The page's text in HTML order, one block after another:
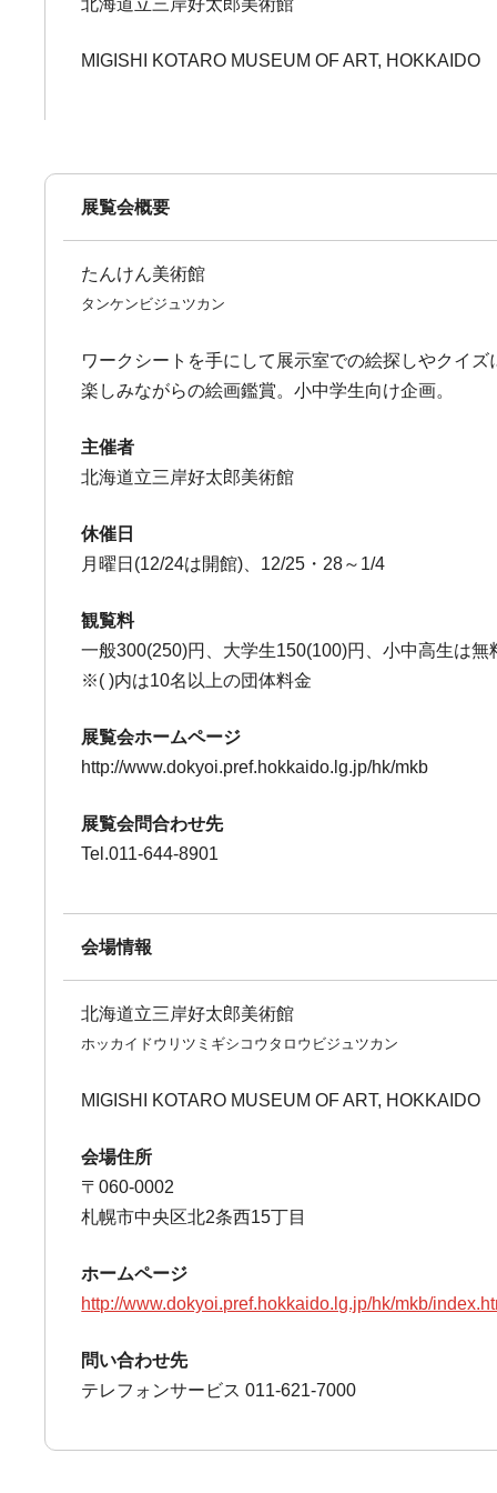
北海道立三岸好太郎美術館
MIGISHI KOTARO MUSEUM OF ART, HOKKAIDO
展覧会概要
たんけん美術館
タンケンビジュツカン
ワークシートを手にして展示室での絵探しやクイズ
楽しみながらの絵画鑑賞。小中学生向け企画。
主催者
北海道立三岸好太郎美術館
休催日
月曜日(12/24は開館)、12/25・28～1/4
観覧料
一般300(250)円、大学生150(100)円、小中高生は無
※( )内は10名以上の団体料金
展覧会ホームページ
http://www.dokyoi.pref.hokkaido.lg.jp/hk/mkb
展覧会問合わせ先
Tel.011-644-8901
会場情報
北海道立三岸好太郎美術館
ホッカイドウリツミギシコウタロウビジュツカン
MIGISHI KOTARO MUSEUM OF ART, HOKKAIDO
会場住所
〒060-0002
札幌市中央区北2条西15丁目
ホームページ
http://www.dokyoi.pref.hokkaido.lg.jp/hk/mkb/
問い合わせ先
テレフォンサービス 011-621-7000